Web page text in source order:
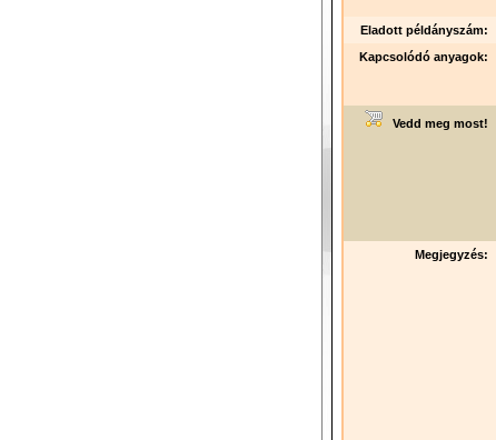
Eladott példányszám:
Kapcsolódó anyagok:
Vedd meg most!
Megjegyzés: